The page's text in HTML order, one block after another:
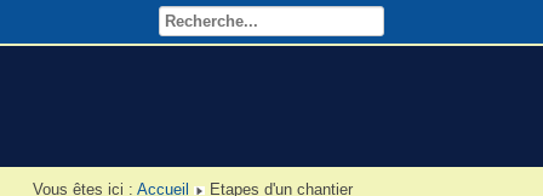
Vous êtes ici : Accueil Etapes d'un chantier